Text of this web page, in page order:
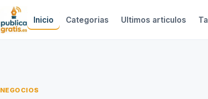
Inicio Categorias Ultimos articulos
NEGOCIOS